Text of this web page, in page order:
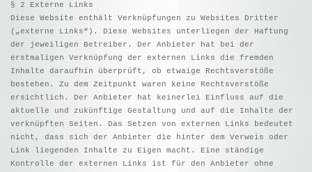
§ 2 Externe Links
Diese Website enthält Verknüpfungen zu Websites Dritter
(„externe Links“). Diese Websites unterliegen der Haftung
der jeweiligen Betreiber. Der Anbieter hat bei der
erstmaligen Verknüpfung der externen Links die fremden
Inhalte daraufhin überprüft, ob etwaige Rechtsverstöße
bestehen. Zu dem Zeitpunkt waren keine Rechtsverstöße
ersichtlich. Der Anbieter hat keinerlei Einfluss auf die
aktuelle und zukünftige Gestaltung und auf die Inhalte der
verknüpften Seiten. Das Setzen von externen Links bedeutet
nicht, dass sich der Anbieter die hinter dem Verweis oder
Link liegenden Inhalte zu Eigen macht. Eine ständige
Kontrolle der externen Links ist für den Anbieter ohne